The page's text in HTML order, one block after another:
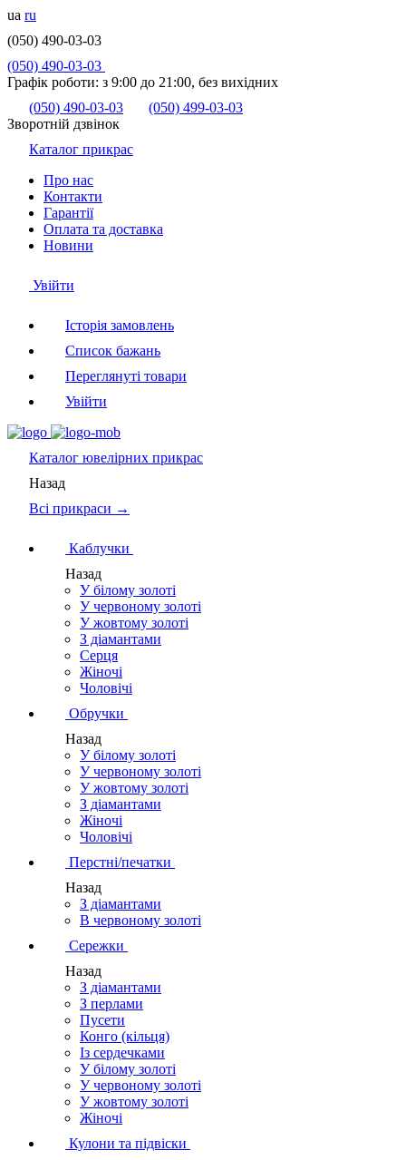
ua ru
(050) 490-03-03
(050) 490-03-03
Графік роботи: з 9:00 до 21:00, без вихідних
(050) 490-03-03
(050) 499-03-03
Зворотній дзвінок
Каталог прикрас
Про нас
Контакти
Гарантії
Оплата та доставка
Новини
Увійти
Історія замовлень
Список бажань
Переглянуті товари
Увійти
Каталог ювелірних прикрас
Назад
Всі прикраси →
Каблучки
Назад
У білому золоті
У червоному золоті
У жовтому золоті
З діамантами
Серця
Жіночі
Чоловічі
Обручки
Назад
У білому золоті
У червоному золоті
У жовтому золоті
З діамантами
Жіночі
Чоловічі
Перстні/печатки
Назад
З діамантами
В червоному золоті
Сережки
Назад
З діамантами
З перлами
Пусети
Конго (кільця)
Із сердечками
У білому золоті
У червоному золоті
У жовтому золоті
Жіночі
Кулони та підвіски